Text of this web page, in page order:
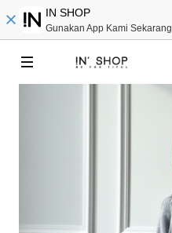
IN SHOP
Gunakan App Kami Sekarang